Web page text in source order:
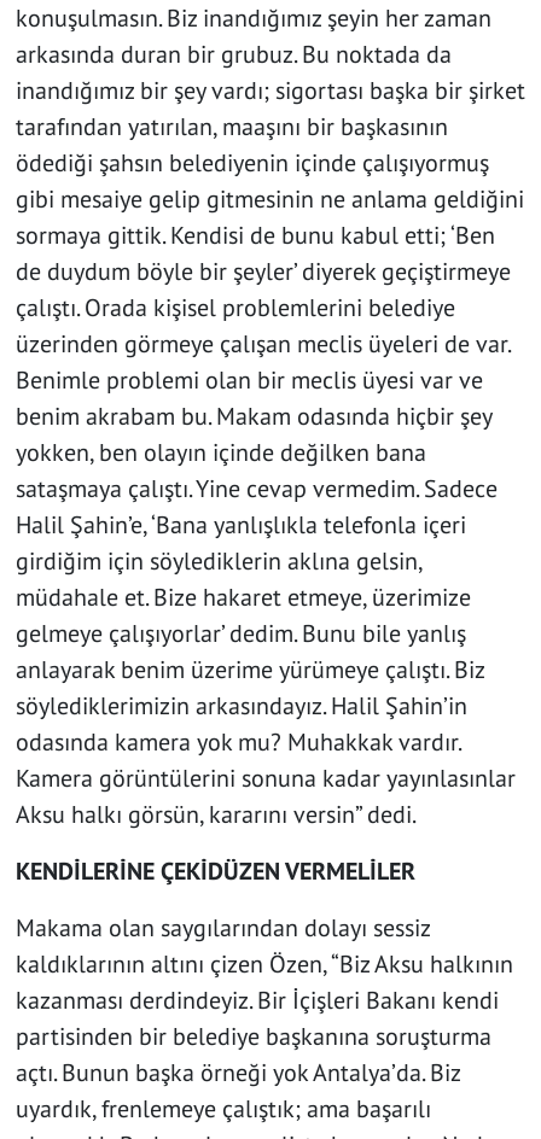
konuşulmasın. Biz inandığımız şeyin her zaman
arkasında duran bir grubuz. Bu noktada da
inandığımız bir şey vardı; sigortası başka bir şirket
tarafından yatırılan, maaşını bir başkasının
ödediği şahsın belediyenin içinde çalışıyormuş
gibi mesaiye gelip gitmesinin ne anlama geldiğini
sormaya gittik. Kendisi de bunu kabul etti; ‘Ben
de duydum böyle bir şeyler’ diyerek geçiştirmeye
çalıştı. Orada kişisel problemlerini belediye
üzerinden görmeye çalışan meclis üyeleri de var.
Benimle problemi olan bir meclis üyesi var ve
benim akrabam bu. Makam odasında hiçbir şey
yokken, ben olayın içinde değilken bana
sataşmaya çalıştı. Yine cevap vermedim. Sadece
Halil Şahin’e, ‘Bana yanlışlıkla telefonla içeri
girdiğim için söylediklerin aklına gelsin,
müdahale et. Bize hakaret etmeye, üzerimize
gelmeye çalışıyorlar’ dedim. Bunu bile yanlış
anlayarak benim üzerime yürümeye çalıştı. Biz
söylediklerimizin arkasındayız. Halil Şahin’in
odasında kamera yok mu? Muhakkak vardır.
Kamera görüntülerini sonuna kadar yayınlasınlar
Aksu halkı görsün, kararını versin” dedi.
KENDİLERİNE ÇEKİDÜZEN VERMELİLER
Makama olan saygılarından dolayı sessiz
kaldıklarının altını çizen Özen, “Biz Aksu halkının
kazanması derdindeyiz. Bir İçişleri Bakanı kendi
partisinden bir belediye başkanına soruşturma
açtı. Bunun başka örneği yok Antalya’da. Biz
uyardık, frenlemeye çalıştık; ama başarılı